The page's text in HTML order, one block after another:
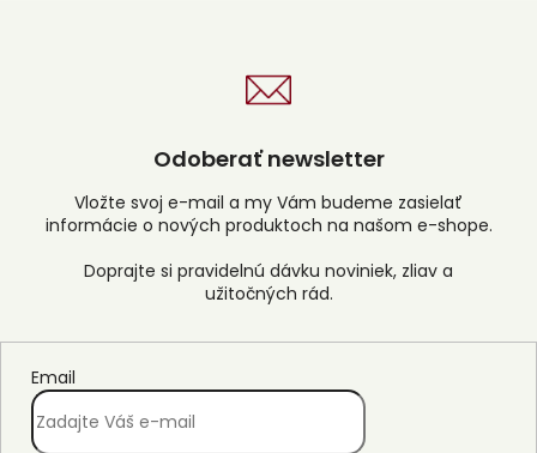
Odoberať newsletter
Vložte svoj e-mail a my Vám budeme zasielať
informácie o nových produktoch na našom e-shope.
Email